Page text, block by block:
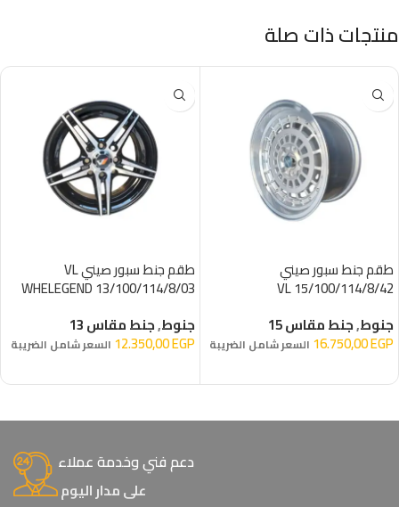
منتجات ذات صلة
طقم جنط سبور صيني
15/100/114/8/42 VL
جنوط,جنط مقاس 15
16.750,00EGP السعر شامل الضريبة
طقم جنط سبور صيني VL
WHELEGEND 13/100/114/8/03
جنوط,جنط مقاس 13
12.350,00EGP السعر شامل الضريبة
دعم فني وخدمة عملاء
على مدار اليوم